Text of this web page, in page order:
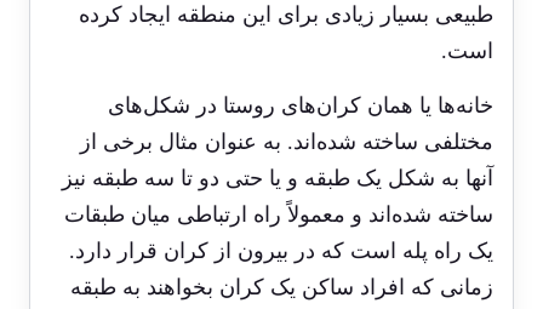
طبیعی بسیار زیادی برای این منطقه ایجاد کرده
است.
خانه‌ها یا همان کران‌های روستا در شکل‌های
مختلفی ساخته شده‌اند. به عنوان مثال برخی از
آنها به شکل یک طبقه و یا حتی دو تا سه طبقه نیز
ساخته شده‎‌اند و معمولاً راه ارتباطی میان طبقات
یک راه پله است که در بیرون از کران قرار دارد.
زمانی که افراد ساکن یک کران بخواهند به طبقه